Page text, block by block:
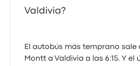
Valdivia?
El autobús más temprano sale
Montt a Valdivia a las 6:15. Y el